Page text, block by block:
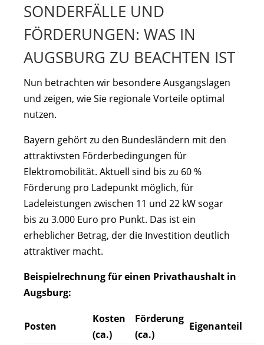
SONDERFÄLLE UND
FÖRDERUNGEN: WAS IN
AUGSBURG ZU BEACHTEN IST
Nun betrachten wir besondere Ausgangslagen
und zeigen, wie Sie regionale Vorteile optimal
nutzen.
Bayern gehört zu den Bundesländern mit den
attraktivsten Förderbedingungen für
Elektromobilität. Aktuell sind bis zu 60 %
Förderung pro Ladepunkt möglich, für
Ladeleistungen zwischen 11 und 22 kW sogar
bis zu 3.000 Euro pro Punkt. Das ist ein
erheblicher Betrag, der die Investition deutlich
attraktiver macht.
Beispielrechnung für einen Privathaushalt in
Augsburg:
Posten
Kosten
(ca.)
Förderung
(ca.)
Eigenanteil